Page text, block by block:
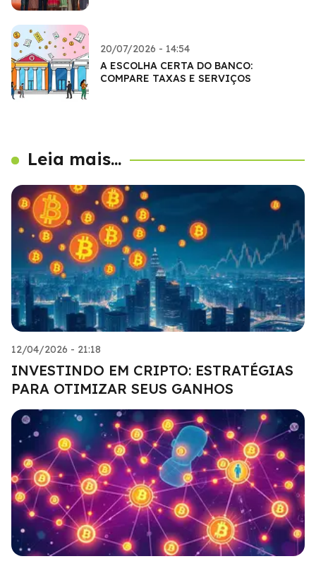
20/07/2026 - 14:54
A ESCOLHA CERTA DO BANCO:
COMPARE TAXAS E SERVIÇOS
Leia mais...
12/04/2026 - 21:18
INVESTINDO EM CRIPTO: ESTRATÉGIAS
PARA OTIMIZAR SEUS GANHOS